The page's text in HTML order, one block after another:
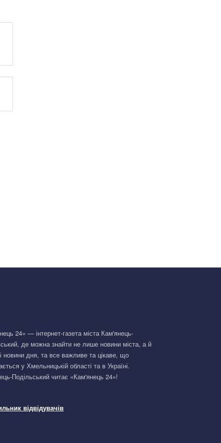
24» — інтернет-газета міста Кам'янець-
де можна знайти не лише новини міста, а й
новини дня, та все важливе та цікаве, що
у Хмельницькій області та в Україні.
Подільський читає «Кам'янець 24»!